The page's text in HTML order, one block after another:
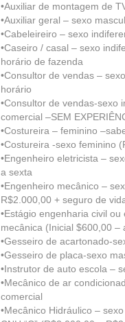
•Auxiliar de montagem de
•Auxiliar geral – sexo
•Cabeleireiro – sexo
•Caseiro / casal – sexo
horário de fazenda
•Consultor de vendas –
horário
•Consultor de vendas-sexo
comercial –SEM
•Costureira – feminino
•Costureira -sexo feminino
•Engenheiro eletricista –
a sexta
•Engenheiro mecânico –
R$2.000,00 + seguro de
•Estágio engenharia civil
mecânica (Inicial $600,00
•Gesseiro de acartonado-
•Gesseiro de placa-sexo
•Instrutor de auto escola –
•Mecânico de ar
comercial
•Mecânico Hidráulico –